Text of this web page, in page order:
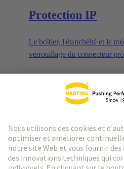
Protection IP
Le boîtier, l'étanchéité et le
verrouillage du connecteur